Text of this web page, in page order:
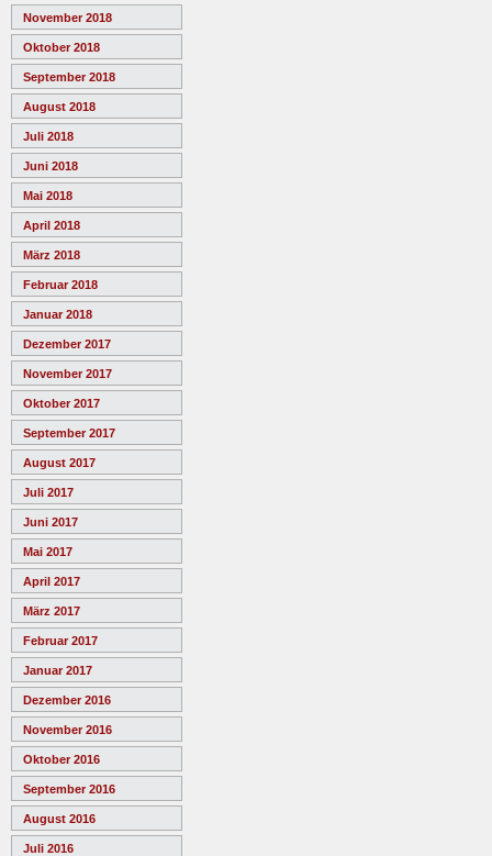
November 2018
Oktober 2018
September 2018
August 2018
Juli 2018
Juni 2018
Mai 2018
April 2018
März 2018
Februar 2018
Januar 2018
Dezember 2017
November 2017
Oktober 2017
September 2017
August 2017
Juli 2017
Juni 2017
Mai 2017
April 2017
März 2017
Februar 2017
Januar 2017
Dezember 2016
November 2016
Oktober 2016
September 2016
August 2016
Juli 2016